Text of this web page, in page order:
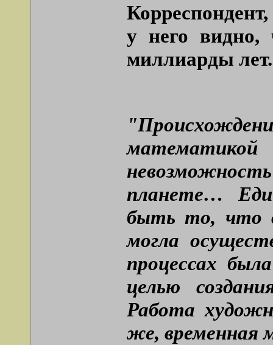
у него видно,
миллиарды лет.
планете…
быть то, что
могла
процессах
целью
Работа
же, временная